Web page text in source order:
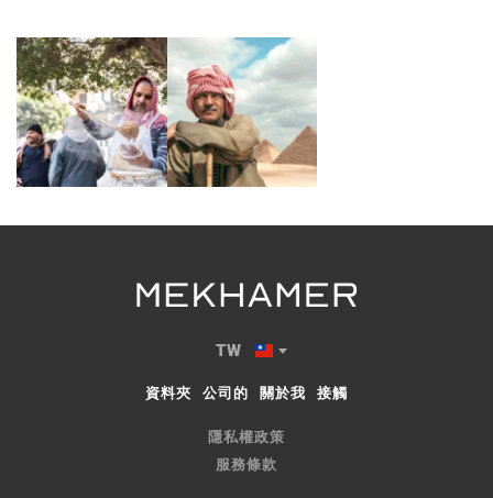
TW
資料夾 公司的 關於我 接觸
隱私權政策
服務條款